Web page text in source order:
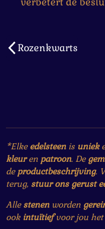
Rozenkwarts
*Elke edelsteenis uniek
kleuren patroon. De
de productbeschrijving.
terug, stuur ons gerust
Alle stenenworden
ook intuïtiefvoor jou het